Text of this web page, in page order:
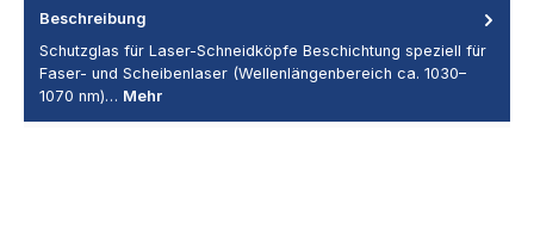
Beschreibung
Schutzglas für Laser-Schneidköpfe Beschichtung speziell für
Faser- und Scheibenlaser (Wellenlängenbereich ca. 1030–
1070 nm)… Mehr